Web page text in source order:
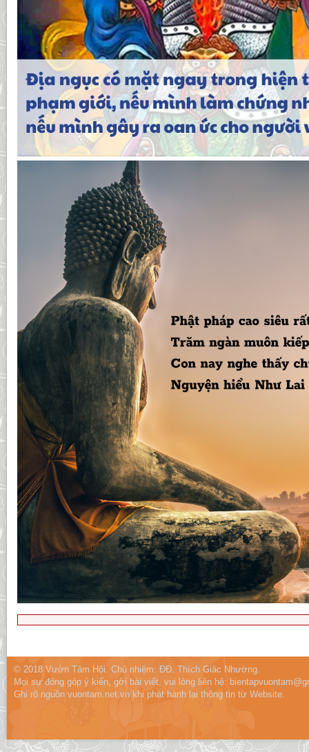
© 2018 Vườn Tâm Hội. Chủ nhiệm: ĐĐ. Thích Giác Nhường.
Mọi sự đóng góp ý kiến, gởi bài viết, vui lòng liên hệ:
Ghi rõ nguồn vuontam.net.vn khi phát hành lại thông tin từ Website.